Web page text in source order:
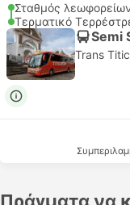
Σταθμός
Τερματικό
Semi
Trans